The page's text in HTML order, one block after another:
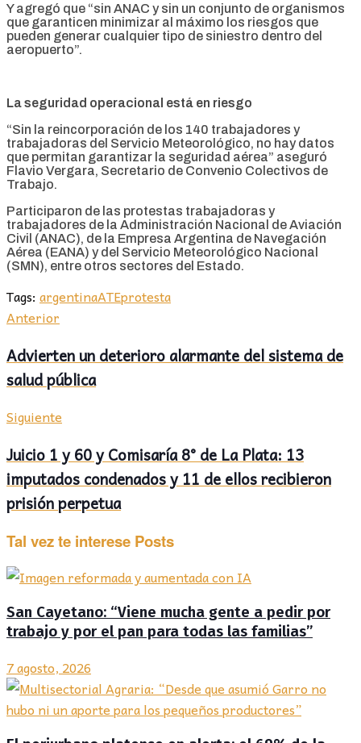
Y agregó que “sin ANAC y sin un conjunto de organismos
que garanticen minimizar al máximo los riesgos que
pueden generar cualquier tipo de siniestro dentro del
aeropuerto”.
La seguridad operacional está en riesgo
“Sin la reincorporación de los 140 trabajadores y
trabajadoras del Servicio Meteorológico, no hay datos
que permitan garantizar la seguridad aérea” aseguró
Flavio Vergara, Secretario de Convenio Colectivos de
Trabajo.
Participaron de las protestas trabajadoras y
trabajadores de la Administración Nacional de Aviación
Civil (ANAC), de la Empresa Argentina de Navegación
Aérea (EANA) y del Servicio Meteorológico Nacional
(SMN), entre otros sectores del Estado.
Tags: argentinaATEprotesta
Anterior
Advierten un deterioro alarmante del sistema de
salud pública
Siguiente
Juicio 1 y 60 y Comisaría 8° de La Plata: 13
imputados condenados y 11 de ellos recibieron
prisión perpetua
Tal vez te interese Posts
San Cayetano: “Viene mucha gente a pedir por
trabajo y por el pan para todas las familias”
7 agosto, 2026